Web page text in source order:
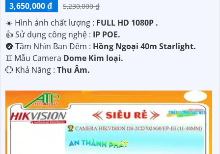
3,650,000 ₫
5,230,000 ₫
☀️ Hình ảnh chất lượng : FULL HD 1080P .
👍 Sử dụng công nghệ : IP POE.
🌚 Tầm Nhìn Ban Đêm : Hồng Ngoại 40m Starlight.
♊ Mẫu Camera Dome Kim loại.
️💮 Khả Năng : Thu Âm.